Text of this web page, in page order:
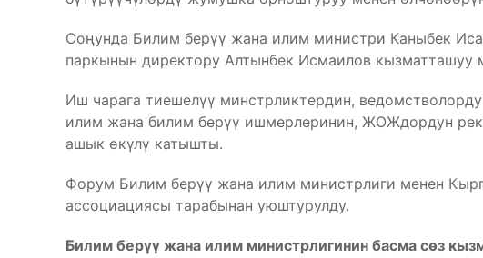
Соңунда Билим берүү жана илим министри Каныбек
паркынын директору Алтынбек Исмаилов кызматташуу
Иш чарага тиешелүү минстрликтердин,
илим жана билим берүү ишмерлеринин, ЖОЖдордун
ашык өкүлү катышты.
Форум Билим берүү жана илим министрлиги менен
ассоциациясы тарабынан уюштурулду.
Билим берүү жана илим министрлигинин басма сөз